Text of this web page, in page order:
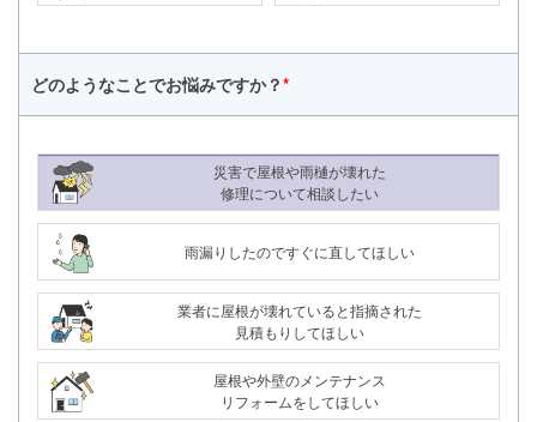
どのようなことでお悩みですか？*
災害で屋根や雨樋が壊れた
修理について相談したい
雨漏りしたのですぐに直してほしい
業者に屋根が壊れていると指摘された
見積もりしてほしい
屋根や外壁のメンテナンス
リフォームをしてほしい